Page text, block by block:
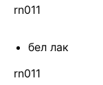
rn011
бел лак
rn011